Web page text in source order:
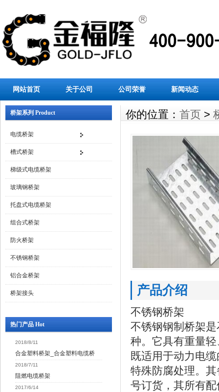
网站首页 关于公司 公司荣誉 新闻动态
桥架系列 Product
电缆桥架
槽式桥架
梯级式电缆桥架
玻璃钢桥架
托盘式电缆桥架
组合式桥架
防火桥架
不锈钢桥架
铝合金桥架
桥架接头
热门产品 Hot
2018/8/11
合金塑料桥架_合金塑料电缆桥
2018/7/11
阻燃电缆桥架
2017/6/14
你的位置： 首页 >
产品介绍
不锈钢桥架
不锈钢钢制桥架
种。它具有重量
既适用于动力电
特殊防腐处理。
号订货，其所有